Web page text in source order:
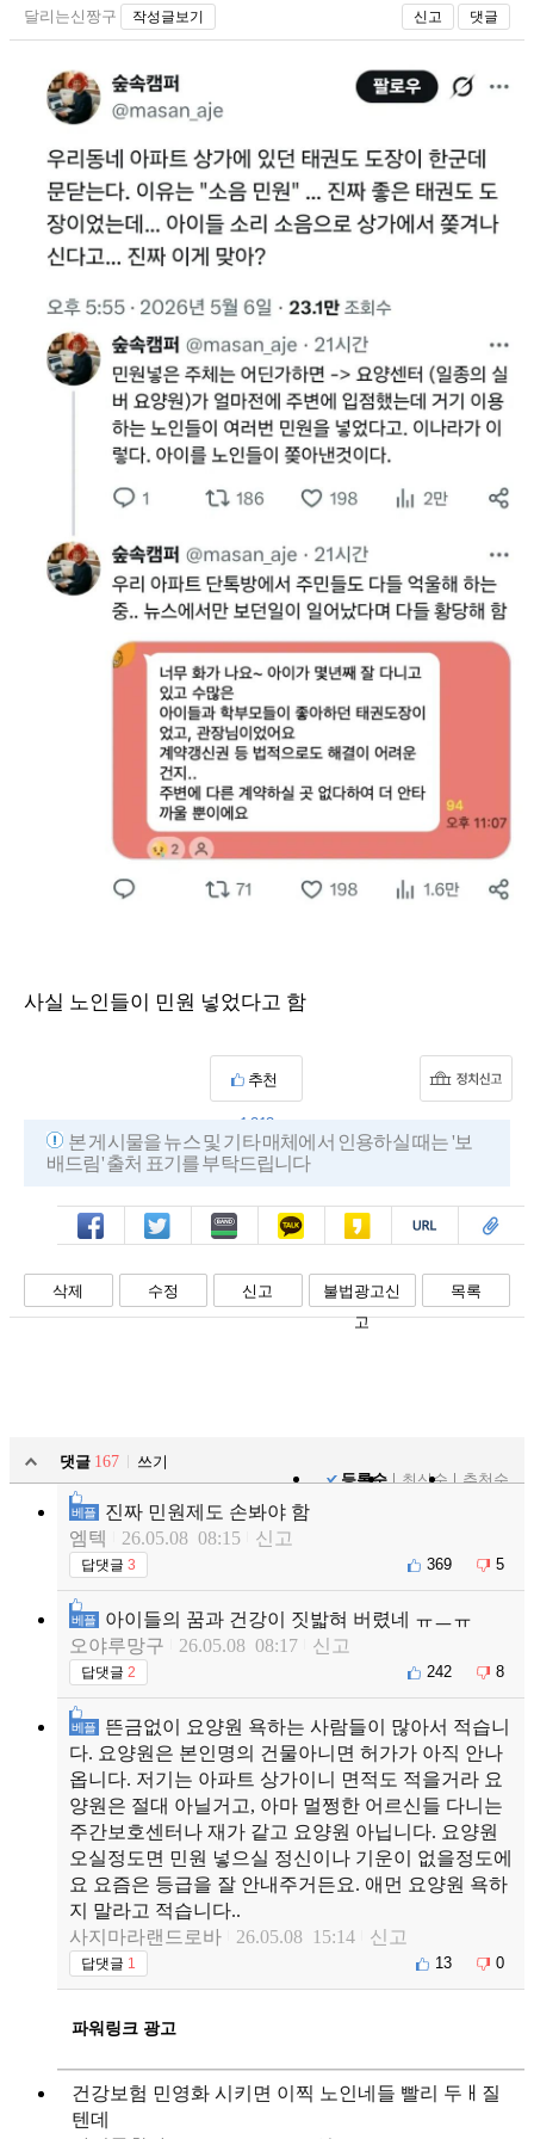
달리는신짱구 작성글보기 신고 댓글
사실 노인들이 민원 넣었다고 함
추천
1,213
본 게시물을 뉴스 및 기타 매체에서 인용하실 때는 '보
배드림' 출처 표기를 부탁드립니다
페북 트윗 밴드 카톡 카스 복사 스크랩
삭제 수정 신고
불법광고신
고
목록
댓글 167
쓰기
등록순
최신순 추천순
베플
진짜 민원제도 손봐야 함
엠텍
26.05.08 08:15 신고
답댓글 3 369 5
베플
아이들의 꿈과 건강이 짓밟혀 버렸네 ㅠㅡㅠ
오야루망구
26.05.08 08:17 신고
답댓글 2 242 8
베플
뜬금없이 요양원 욕하는 사람들이 많아서 적습니
다. 요양원은 본인명의 건물아니면 허가가 아직 안나
옵니다. 저기는 아파트 상가이니 면적도 적을거라 요
양원은 절대 아닐거고, 아마 멀쩡한 어르신들 다니는
주간보호센터나 재가 같고 요양원 아닙니다. 요양원
오실정도면 민원 넣으실 정신이나 기운이 없을정도에
요 요즘은 등급을 잘 안내주거든요. 애먼 요양원 욕하
지 말라고 적습니다..
사지마라랜드로바
26.05.08 15:14 신고
답댓글 1 13 0
파워링크 광고
건강보험 민영화 시키면 이찍 노인네들 빨리 두ㅐ질
텐데